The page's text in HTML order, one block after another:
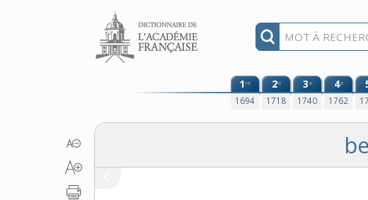
Aller au contenu
1re
1694
2e
1718
3e
1740
4e
1762